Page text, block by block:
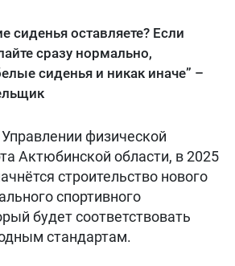
сиденья оставляете? Если
сразу нормально,
сиденья и никак иначе” –
физической
Актюбинской области, в 2025
строительство нового
спортивного
будет соответствовать
стандартам.